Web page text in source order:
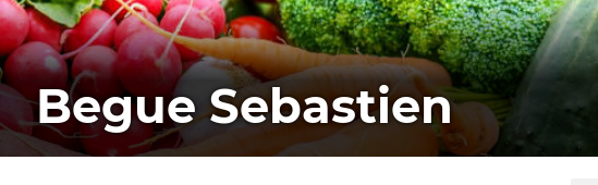
Begue Sebastien